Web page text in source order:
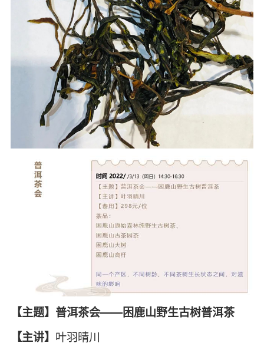
【主题】普洱茶会——困鹿山野生古树普洱茶
【主讲】 叶羽晴川